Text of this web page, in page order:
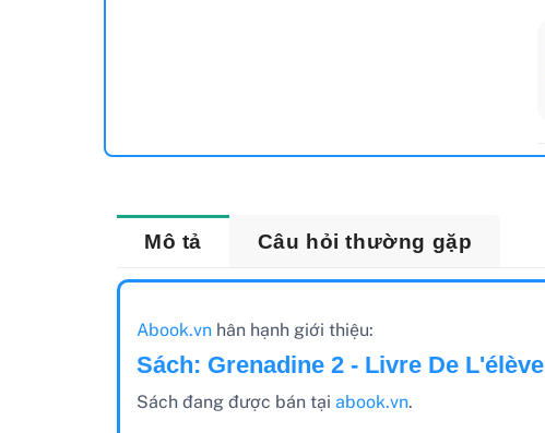
Mô tả Câu hỏi thường gặp
Abook.vnhân hạnh giới thiệu:
Sách: Grenadine 2 - Livre De L'élève
Sách đang được bán tại abook.vn.